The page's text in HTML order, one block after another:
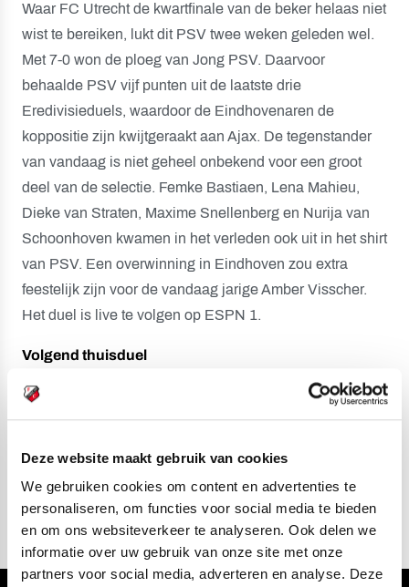
Deze website maakt gebruik van cookies
We gebruiken cookies om content en advertenties te
personaliseren, om functies voor social media te bieden
en om ons websiteverkeer te analyseren. Ook delen we
informatie over uw gebruik van onze site met onze
partners voor social media, adverteren en analyse. Deze
Waar FC Utrecht de kwartfinale van de beker helaas niet
wist te bereiken, lukt dit PSV twee weken geleden wel.
Met 7-0 won de ploeg van Jong PSV. Daarvoor
behaalde PSV vijf punten uit de laatste drie
Eredivisieduels, waardoor de Eindhovenaren de
koppositie zijn kwijtgeraakt aan Ajax. De tegenstander
van vandaag is niet geheel onbekend voor een groot
deel van de selectie. Femke Bastiaen, Lena Mahieu,
Dieke van Straten, Maxime Snellenberg en Nurija van
Schoonhoven kwamen in het verleden ook uit in het shirt
van PSV. Een overwinning in Eindhoven zou extra
feestelijk zijn voor de vandaag jarige Amber Visscher.
Het duel is live te volgen op ESPN 1.
Volgend thuisduel
Volgende week zaterdag 8 maart trapt FC Utrecht weer
af in eigen huis. Fortuna Sittard is om 16.30 uur de
voor deze wedstrijd op Internationale Vrouwendag scoor
je via deTICKETPAGINA.